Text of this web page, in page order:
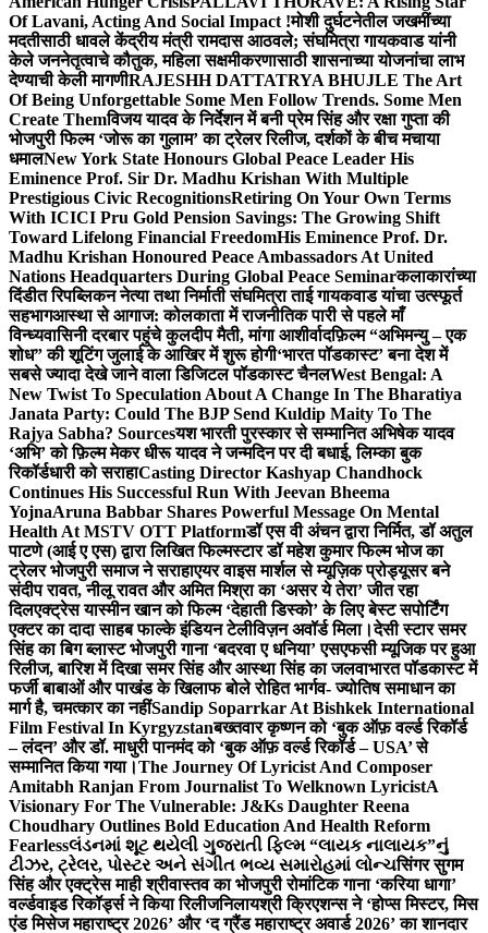
Of Lavani, Acting And Social Impact !मोशी दुर्घटनेतील जखमींच्या
मदतीसाठी धावले केंद्रीय मंत्री रामदास आठवले; संघमित्रा गायकवाड यांनी
केले जननेतृत्वाचे कौतुक, महिला सक्षमीकरणासाठी शासनाच्या योजनांचा लाभ
देण्याची केली मागणीRAJESHH DATTATRYA BHUJLE The Art
Of Being Unforgettable Some Men Follow Trends. Some Men
Create Themविजय यादव के निर्देशन में बनी प्रेम सिंह और रक्षा गुप्ता की
भोजपुरी फिल्म ‘जोरू का गुलाम’ का ट्रेलर रिलीज, दर्शकों के बीच मचाया
धमालNew York State Honours Global Peace Leader His
Eminence Prof. Sir Dr. Madhu Krishan With Multiple
Prestigious Civic RecognitionsRetiring On Your Own Terms
With ICICI Pru Gold Pension Savings: The Growing Shift
Toward Lifelong Financial FreedomHis Eminence Prof. Dr.
Madhu Krishan Honoured Peace Ambassadors At United
Nations Headquarters During Global Peace Seminarकलाकारांच्या
दिंडीत रिपब्लिकन नेत्या तथा निर्माती संघमित्रा ताई गायकवाड यांचा उत्स्फूर्त
सहभागआस्था से आगाज: कोलकाता में राजनीतिक पारी से पहले माँ
विन्ध्यवासिनी दरबार पहुंचे कुलदीप मैती, मांगा आशीर्वादफ़िल्म “अभिमन्यु – एक
शोध” की शूटिंग जुलाई के आखिर में शुरू होगी‘भारत पॉडकास्ट’ बना देश में
सबसे ज्यादा देखे जाने वाला डिजिटल पॉडकास्ट चैनलWest Bengal: A
New Twist To Speculation About A Change In The Bharatiya
Janata Party: Could The BJP Send Kuldip Maity To The
Rajya Sabha? Sourcesयश भारती पुरस्कार से सम्मानित अभिषेक यादव
‘अभि’ को फ़िल्म मेकर धीरू यादव ने जन्मदिन पर दी बधाई, लिम्का बुक
रिकॉर्डधारी को सराहाCasting Director Kashyap Chandhock
Continues His Successful Run With Jeevan Bheema
YojnaAruna Babbar Shares Powerful Message On Mental
Health At MSTV OTT Platformडॉ एस वी अंचन द्वारा निर्मित, डॉ अतुल
पाटणे (आई ए एस) द्वारा लिखित फिल्मस्टार डॉ महेश कुमार फिल्म भोज का
ट्रेलर भोजपुरी समाज ने सराहाएयर वाइस मार्शल से म्यूज़िक प्रोड्यूसर बने
संदीप रावत, नीलू रावत और अमित मिश्रा का ‘असर ये तेरा’ जीत रहा
दिलएक्ट्रेस यास्मीन खान को फिल्म ‘देहाती डिस्को’ के लिए बेस्ट सपोर्टिंग
एक्टर का दादा साहब फाल्के इंडियन टेलीविज़न अवॉर्ड मिला।देसी स्टार समर
सिंह का बिग ब्लास्ट भोजपुरी गाना ‘बदरवा ए धनिया’ एसएफसी म्यूजिक पर हुआ
रिलीज, बारिश में दिखा समर सिंह और आस्था सिंह का जलवाभारत पॉडकास्ट में
फर्जी बाबाओं और पाखंड के खिलाफ बोले रोहित भार्गव- ज्योतिष समाधान का
मार्ग है, चमत्कार का नहींSandip Soparrkar At Bishkek International
Film Festival In Kyrgyzstanबख्तवार कृष्णन को ‘बुक ऑफ़ वर्ल्ड रिकॉर्ड
– लंदन’ और डॉ. माधुरी पानमंद को ‘बुक ऑफ़ वर्ल्ड रिकॉर्ड – USA’ से
सम्मानित किया गया।The Journey Of Lyricist And Composer
Amitabh Ranjan From Journalist To Welknown LyricistA
Visionary For The Vulnerable: J&Ks Daughter Reena
Choudhary Outlines Bold Education And Health Reform
Fearlessલંડનમાં શૂટ થયેલી ગુજરાતી ફિલ્મ “લાયક નાલાયક”નું
ટીઝર, ટ્રેલર, પોસ્ટર અને સંગીત ભવ્ય સમારોહમાં લોન્ચसिंगर सुगम
सिंह और एक्ट्रेस माही श्रीवास्तव का भोजपुरी रोमांटिक गाना ‘करिया धागा’
वर्ल्डवाइड रिकॉर्ड्स ने किया रिलीजनिलायश्री क्रिएशन्स ने ‘होप्स मिस्टर, मिस
एंड मिसेज महाराष्ट्र 2026’ और ‘द ग्रैंड महाराष्ट्र अवार्ड 2026’ का शानदार